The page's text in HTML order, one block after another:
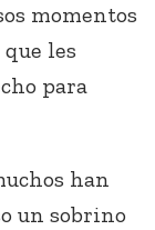
momentos
les
para
han
un sobrino